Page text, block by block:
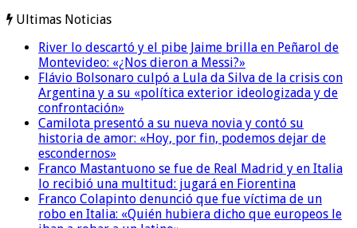
Ultimas Noticias
River lo descartó y el pibe Jaime brilla en Peñarol de
Montevideo: «¿Nos dieron a Messi?»
Flávio Bolsonaro culpó a Lula da Silva de la crisis con
Argentina y a su «política exterior ideologizada y de
confrontación»
Camilota presentó a su nueva novia y contó su
historia de amor: «Hoy, por fin, podemos dejar de
escondernos»
Franco Mastantuono se fue de Real Madrid y en Italia
lo recibió una multitud: jugará en Fiorentina
Franco Colapinto denunció que fue víctima de un
robo en Italia: «Quién hubiera dicho que europeos le